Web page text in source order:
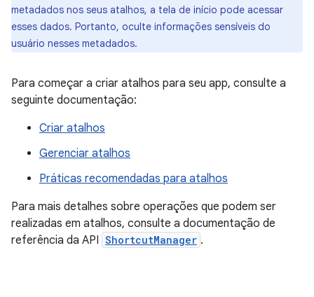
metadados nos seus atalhos, a tela de início pode acessar
esses dados. Portanto, oculte informações sensíveis do
usuário nesses metadados.
Para começar a criar atalhos para seu app, consulte a
seguinte documentação:
Criar atalhos
Gerenciar atalhos
Práticas recomendadas para atalhos
Para mais detalhes sobre operações que podem ser
realizadas em atalhos, consulte a documentação de
referência da API ShortcutManager .